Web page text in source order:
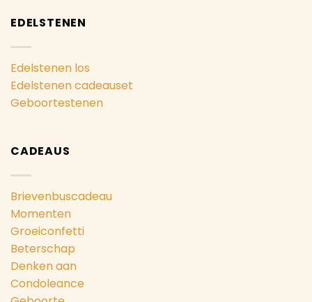
EDELSTENEN
Edelstenen los
Edelstenen cadeauset
Geboortestenen
CADEAUS
Brievenbuscadeau
Momenten
Groeiconfetti
Beterschap
Denken aan
Condoleance